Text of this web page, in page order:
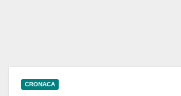
CRONACA